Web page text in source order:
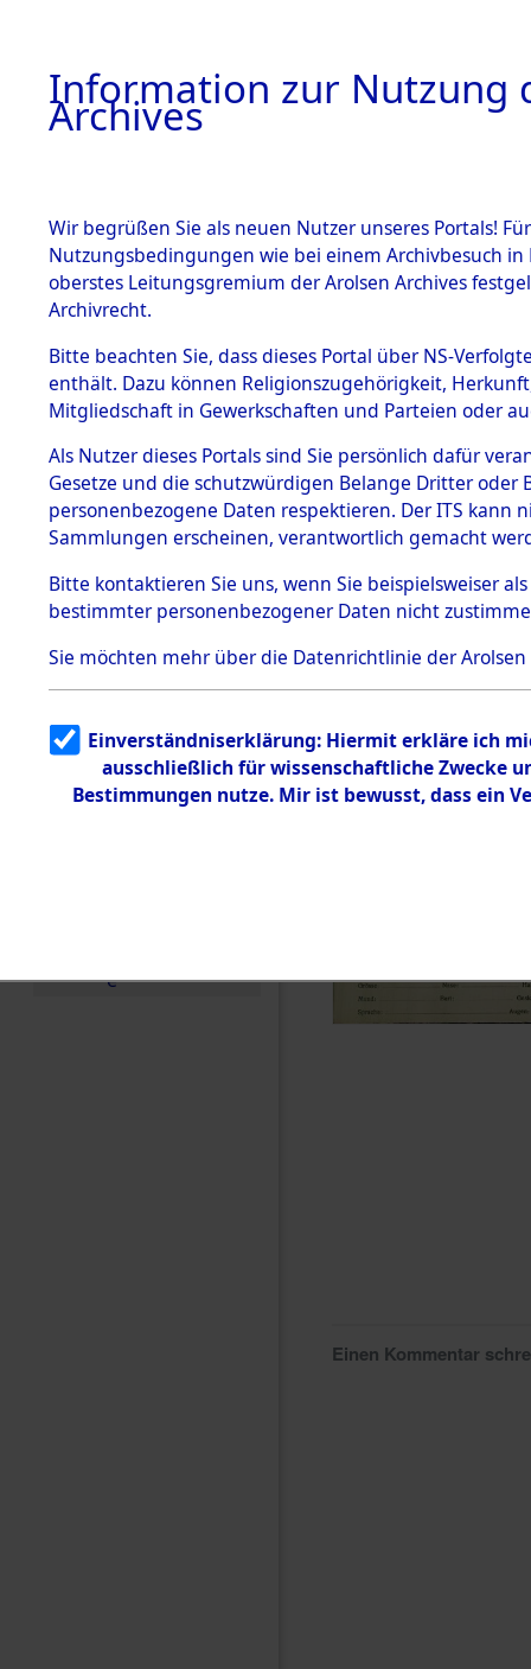
BESTÄNDE
1.
mente
5. Verschiedenes
5.3
Todesmärsche
5.3.1 Alliierte
Erhebungen
zu
Todesmärsch
en
5.3.2
g
5.3.3
Todesmärsch
e
KZ
anderen
1944 bis
0002
Einen Kommentar
Information zur Nutzung
Archives
Wir begrüßen Sie als neuen Nutzer unseres Portals!
Nutzungsbedingungen wie bei einem Archivbesuch
oberstes Leitungsgremium der Arolsen Archives
Archivrecht.
Bitte beachten Sie, dass dieses Portal über NS-
enthält. Dazu können Religionszugehörigkeit,
Mitgliedschaft in Gewerkschaften und Parteien oder
Als Nutzer dieses Portals sind Sie persönlich dafür
Gesetze und die schutzwürdigen Belange Dritter
personenbezogene Daten respektieren. Der ITS
Sammlungen erscheinen, verantwortlich gemacht
Bitte kontaktieren Sie uns, wenn Sie beispielsweiser
bestimmter personenbezogener Daten nicht
Sie möchten mehr über die Datenrichtlinie der Arolsen
Einverständniserklärung: Hiermit erkläre ich
ausschließlich für wissenschaftliche Zwecke
Bestimmungen nutze. Mir ist bewusst, dass ein